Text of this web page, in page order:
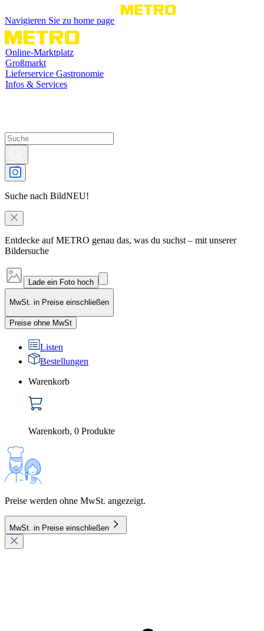
Navigieren Sie zu home page
Online-Marktplatz
Großmarkt
Lieferservice Gastronomie
Infos & Services
Suche nach BildNEU!
Entdecke auf METRO genau das, was du suchst – mit unserer
Bildersuche
Lade ein Foto hoch
MwSt. in Preise einschließen
Preise ohne MwSt
Listen
Bestellungen
Warenkorb
Warenkorb, 0 Produkte
Preise werden ohne MwSt. angezeigt.
MwSt. in Preise einschließen